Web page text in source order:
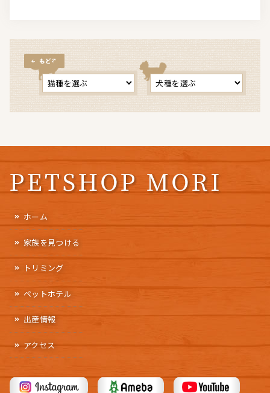
もどる
ホーム
家族を見つける
トリミング
ペットホテル
出産情報
アクセス